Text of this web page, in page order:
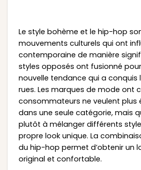
Le style bohème et le hip-hop
mouvements culturels qui ont
contemporaine de manière
styles opposés ont fusionné
nouvelle tendance qui a conquis
rues. Les marques de mode ont
consommateurs ne veulent plus
dans une seule catégorie, mais
plutôt à mélanger différents
propre look unique. La
du hip-hop permet d’obtenir un
original et confortable.